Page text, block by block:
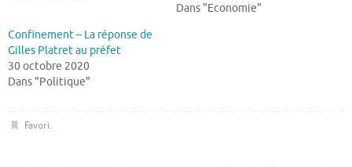
Dans "Economie"
Confinement – La réponse de
Gilles Platret au préfet
30 octobre 2020
Dans "Politique"
Favori.